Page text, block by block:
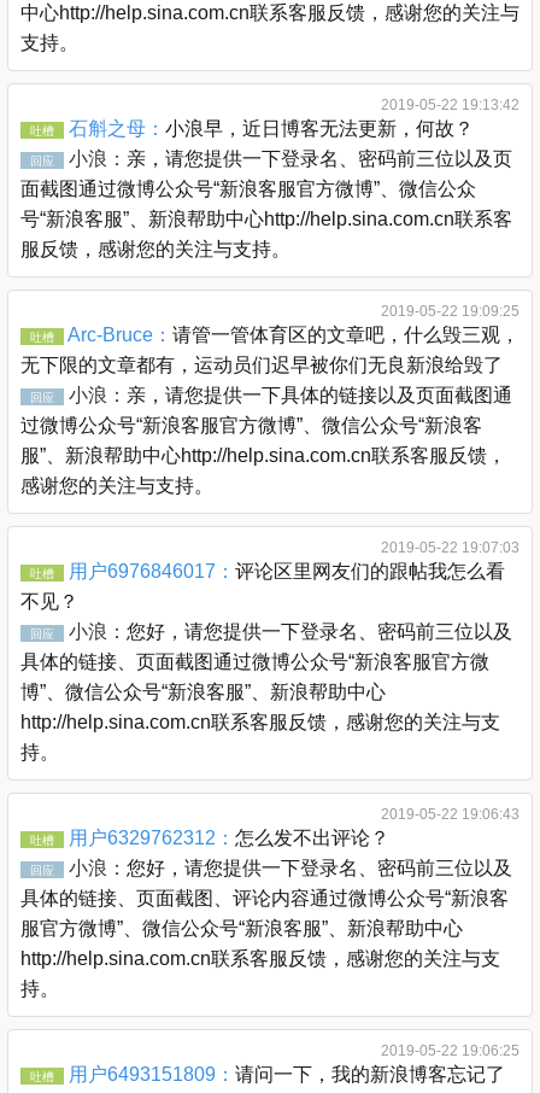
中心http://help.sina.com.cn联系客服反馈，感谢您的关注与
支持。
2019-05-22 19:13:42
吐槽 石斛之母： 小浪早，近日博客无法更新，何故？
回应 小浪： 亲，请您提供一下登录名、密码前三位以及页
面截图通过微博公众号“新浪客服官方微博”、微信公众
号“新浪客服”、新浪帮助中心http://help.sina.com.cn联系客
服反馈，感谢您的关注与支持。
2019-05-22 19:09:25
吐槽 Arc-Bruce： 请管一管体育区的文章吧，什么毁三观，
无下限的文章都有，运动员们迟早被你们无良新浪给毁了
回应 小浪： 亲，请您提供一下具体的链接以及页面截图通
过微博公众号“新浪客服官方微博”、微信公众号“新浪客
服”、新浪帮助中心http://help.sina.com.cn联系客服反馈，
感谢您的关注与支持。
2019-05-22 19:07:03
吐槽 用户6976846017： 评论区里网友们的跟帖我怎么看
不见？
回应 小浪： 您好，请您提供一下登录名、密码前三位以及
具体的链接、页面截图通过微博公众号“新浪客服官方微
博”、微信公众号“新浪客服”、新浪帮助中心
http://help.sina.com.cn联系客服反馈，感谢您的关注与支
持。
2019-05-22 19:06:43
吐槽 用户6329762312： 怎么发不出评论？
回应 小浪： 您好，请您提供一下登录名、密码前三位以及
具体的链接、页面截图、评论内容通过微博公众号“新浪客
服官方微博”、微信公众号“新浪客服”、新浪帮助中心
http://help.sina.com.cn联系客服反馈，感谢您的关注与支
持。
2019-05-22 19:06:25
吐槽 用户6493151809： 请问一下，我的新浪博客忘记了